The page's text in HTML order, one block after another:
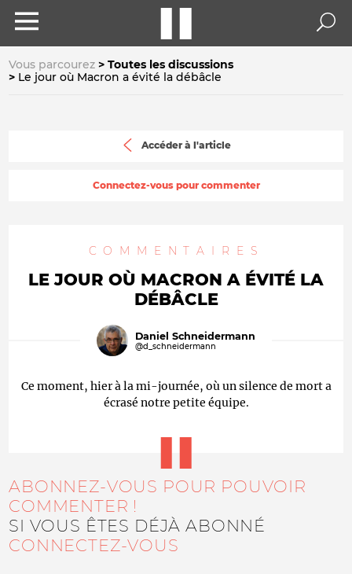
Vous parcourez
Toutes les discussions
Le jour où Macron a évité la débâcle
Accéder à l'article
Connectez-vous pour commenter
COMMENTAIRES
LE JOUR OÙ MACRON A ÉVITÉ LA
DÉBÂCLE
Daniel Schneidermann
@d_schneidermann
Ce moment, hier à la mi-journée, où un silence de mort a
écrasé notre petite équipe.
ABONNEZ-VOUS POUR POUVOIR
COMMENTER !
SI VOUS ÊTES DÉJÀ ABONNÉ
CONNECTEZ-VOUS